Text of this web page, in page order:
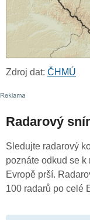
Zdroj dat: ČHMÚ
Radarový
Sledujte radarový
poznáte odkud se
Evropě prší.
100 radarů po celé